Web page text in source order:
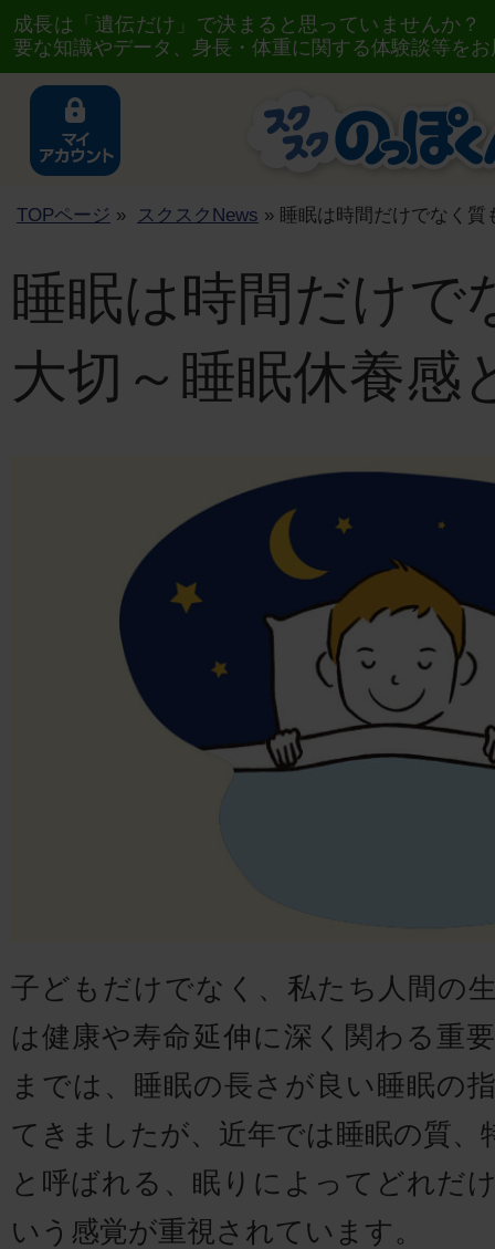
成長は「遺伝だけ」で決まると思っていませんか
要な知識やデータ、身長・体重に関する体験談等を
TOPページ » スクスクNews » 睡眠は時間だけでなく
睡眠は時間だけで
大切～睡眠休養感
子どもだけでなく、私たち人間の
は健康や寿命延伸に深く関わる重
までは、睡眠の長さが良い睡眠の
てきましたが、近年では睡眠の質、
と呼ばれる、眠りによってどれだ
いう感覚が重視されています。